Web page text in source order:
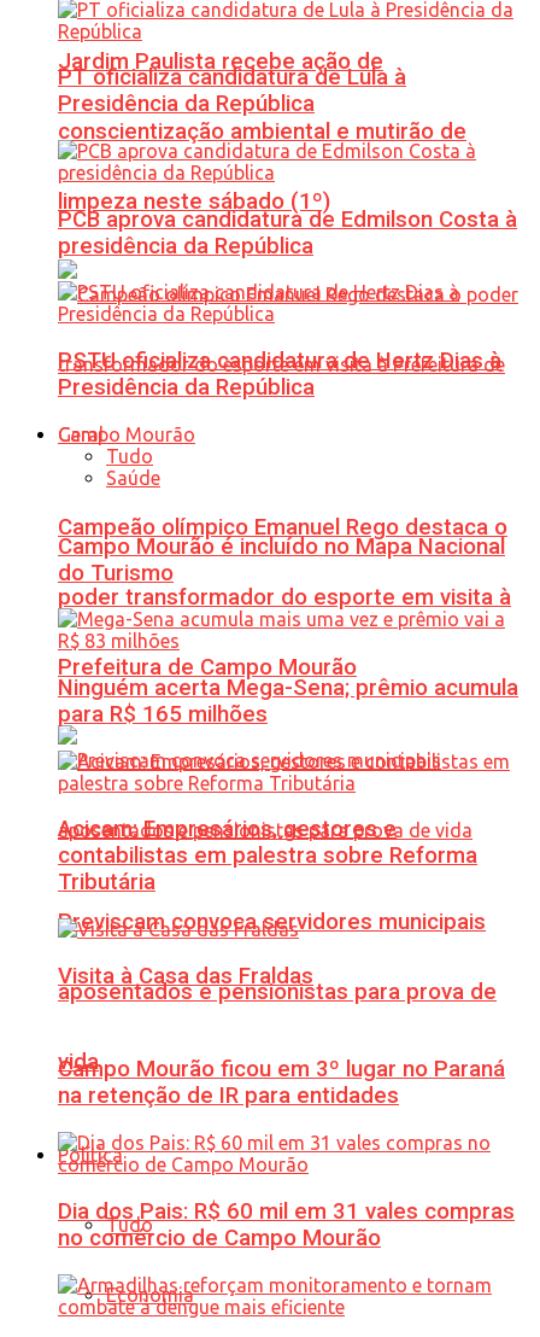
Jardim Paulista recebe ação de
conscientização ambiental e mutirão de
limpeza neste sábado (1º)
Campeão olímpico Emanuel Rego destaca o
poder transformador do esporte em visita à
Prefeitura de Campo Mourão
Previscam convoca servidores municipais
aposentados e pensionistas para prova de
vida
Política
Tudo
Economia
PT oficializa candidatura de Lula à
Presidência da República
PCB aprova candidatura de Edmilson Costa à
presidência da República
PSTU oficializa candidatura de Hertz Dias à
Presidência da República
Geral
Tudo
Saúde
Campo Mourão é incluído no Mapa Nacional
do Turismo
Ninguém acerta Mega-Sena; prêmio acumula
para R$ 165 milhões
Acicam: Empresários, gestores e
contabilistas em palestra sobre Reforma
Tributária
Visita à Casa das Fraldas
Campo Mourão ficou em 3º lugar no Paraná
na retenção de IR para entidades
Dia dos Pais: R$ 60 mil em 31 vales compras
no comércio de Campo Mourão